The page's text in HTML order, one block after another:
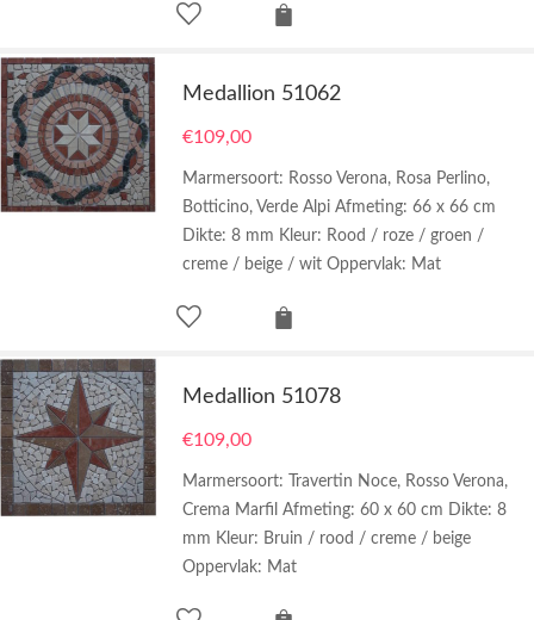
Medallion 51062
€109,00
Marmersoort: Rosso Verona, Rosa Perlino,
Botticino, Verde Alpi Afmeting: 66 x 66 cm
Dikte: 8 mm Kleur: Rood / roze / groen /
creme / beige / wit Oppervlak: Mat
Medallion 51078
€109,00
Marmersoort: Travertin Noce, Rosso Verona,
Crema Marfil Afmeting: 60 x 60 cm Dikte: 8
mm Kleur: Bruin / rood / creme / beige
Oppervlak: Mat